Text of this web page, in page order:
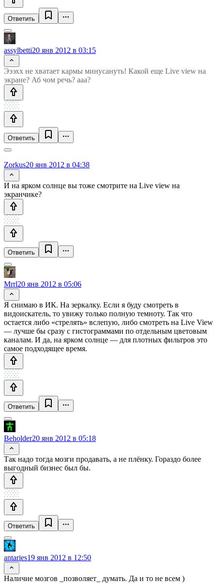
Ответить
assylbetti20 янв 2012 в 03:15
Эээхх не хватает кармы минусануть! Какой еще Live view на
экране? Аб чом речь? ааа?
Ответить
Zorkus20 янв 2012 в 04:38
И на ярком солнце вы тоже смотрите на Live view на
экранчике?
Ответить
Mrrl20 янв 2012 в 05:06
Я снимаю в ИК. На зеркалку. Если я буду смотреть в
видоискатель, то увижу только полную темноту. Так что
остается либо «стрелять» вслепую, либо смотреть на Live View
— лучше бы сразу с гистограммами по отдельным цветовым
каналам. И да, на ярком солнце — для плотных фильтров это
самое подходящее время.
Ответить
Beholder20 янв 2012 в 05:18
Так надо тогда мозги продавать, а не плёнку. Гораздо более
выгодный бизнес был бы.
Ответить
antaries19 янв 2012 в 12:50
Наличие мозгов _позволяет_ думать. Да и то не всем )